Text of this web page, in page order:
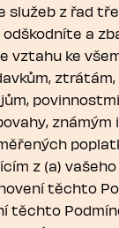
služeb z řad
a
vztahu ke
ztrátám,
známým
z (a)
těchto
těchto